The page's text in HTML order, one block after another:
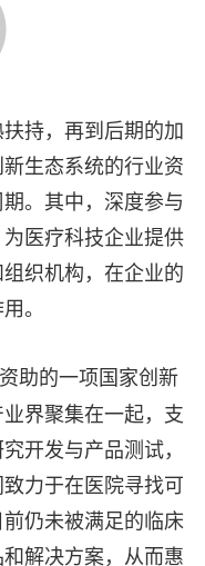
持，再到后期的加
生态系统的行业资
。其中，深度参与
医疗科技企业提供
织机构，在企业的
。
助的一项国家创新
界聚集在一起，支
开发与产品测试，
力于在医院寻找可
仍未被满足的临床
解决方案，从而惠